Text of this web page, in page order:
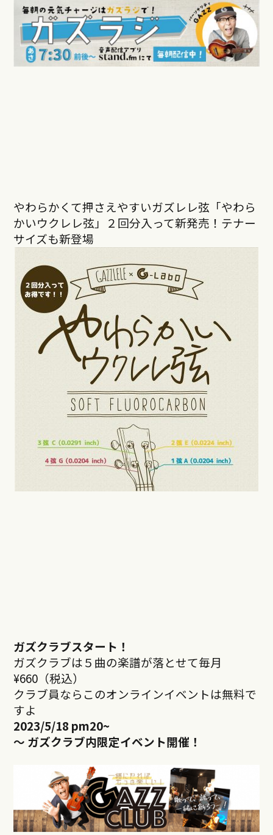
やわらかくて押さえやすいガズレレ弦「やわら
かいウクレレ弦」２回分入って新発売！テナー
サイズも新登場
ガズクラブスタート！
ガズクラブは５曲の楽譜が落とせて毎月
¥660（税込）
クラブ員ならこのオンラインイベントは無料で
すよ
2023/5/18 pm20~
～ ガズクラブ内限定イベント開催！